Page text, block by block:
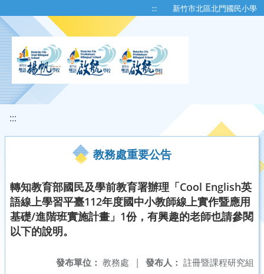
::: 新竹市北區北門國民小學
:::
教務處重要公告
轉知教育部國民及學前教育署辦理「Cool English英
語線上學習平臺112年度國中小教師線上實作暨應用
基礎/進階班實施計畫」1份，有興趣的老師也請參閱
以下的說明。
發布人： 註冊暨課程研究組
發布單位： 教務處 |